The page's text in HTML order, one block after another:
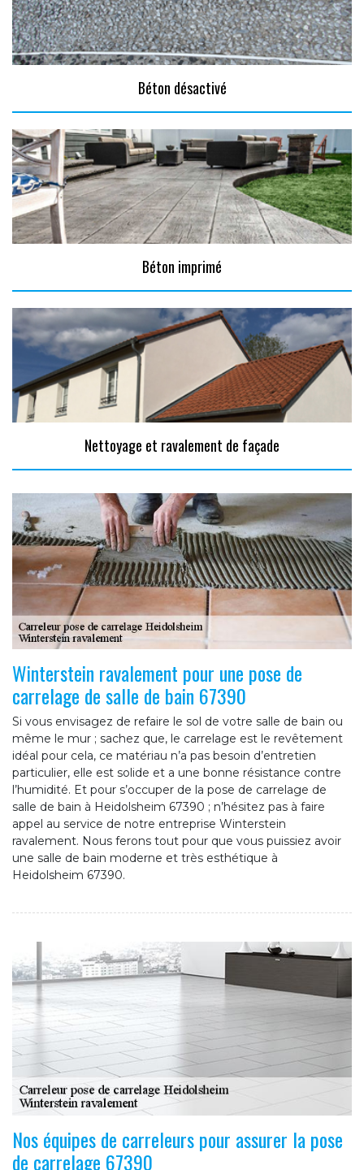
Béton désactivé
Béton imprimé
Nettoyage et ravalement de façade
Winterstein ravalement pour une pose de
carrelage de salle de bain 67390
Si vous envisagez de refaire le sol de votre salle de bain ou
même le mur ; sachez que, le carrelage est le revêtement
idéal pour cela, ce matériau n’a pas besoin d’entretien
particulier, elle est solide et a une bonne résistance contre
l’humidité. Et pour s’occuper de la pose de carrelage de
salle de bain à Heidolsheim 67390 ; n’hésitez pas à faire
appel au service de notre entreprise Winterstein
ravalement. Nous ferons tout pour que vous puissiez avoir
une salle de bain moderne et très esthétique à
Heidolsheim 67390.
Nos équipes de carreleurs pour assurer la pose
de carrelage 67390